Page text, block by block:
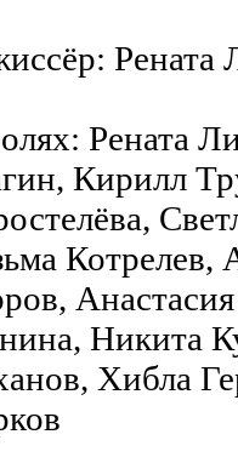
Рената
Рената
Кирилл
Котрелев,
Никита
Хибла